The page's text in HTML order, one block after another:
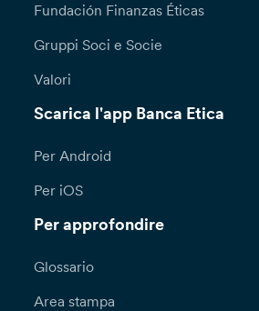
Fundación Finanzas Éticas
Gruppi Soci e Socie
Valori
Scarica l'app Banca Etica
Per Android
Per iOS
Per approfondire
Glossario
Area stampa